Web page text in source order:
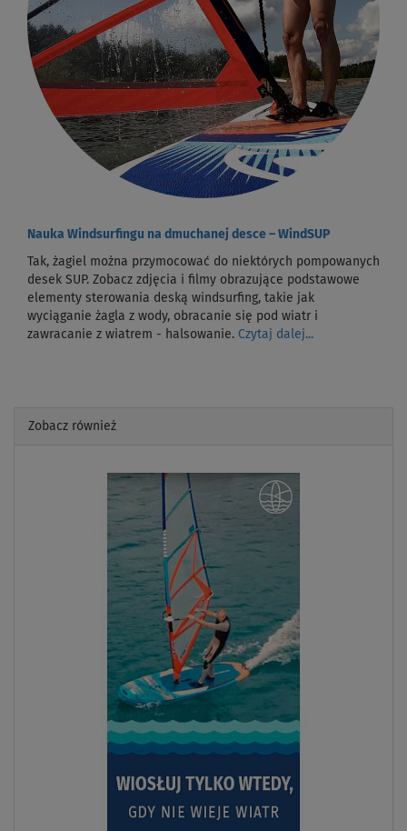
Nauka Windsurfingu na dmuchanej desce – WindSUP
Tak, żagiel można przymocować do niektórych pompowanych
desek SUP. Zobacz zdjęcia i filmy obrazujące podstawowe
elementy sterowania deską windsurfing, takie jak
wyciąganie żagla z wody, obracanie się pod wiatr i
zawracanie z wiatrem - halsowanie. Czytaj dalej...
Zobacz również
Previous